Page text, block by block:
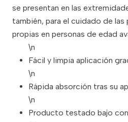
se presentan en las
también, para el cuidado de las
propias en personas de edad
\n
Fácil y limpia aplicación
\n
Rápida absorción tras su
\n
Producto testado bajo